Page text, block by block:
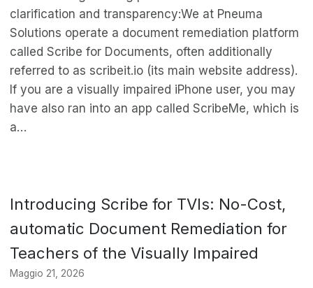
clarification and transparency:We at Pneuma
Solutions operate a document remediation platform
called Scribe for Documents, often additionally
referred to as scribeit.io (its main website address).
If you are a visually impaired iPhone user, you may
have also ran into an app called ScribeMe, which is
a…
Introducing Scribe for TVIs: No-Cost,
automatic Document Remediation for
Teachers of the Visually Impaired
Maggio 21, 2026